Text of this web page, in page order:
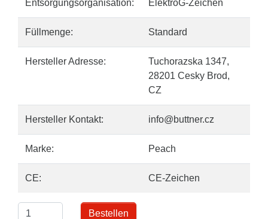
Entsorgungsorganisation: ElektroG-Zeichen
Füllmenge: Standard
Hersteller Adresse:
Tuchorazska 1347,
28201 Cesky Brod,
CZ
Hersteller Kontakt: info@buttner.cz
Marke: Peach
CE: CE-Zeichen
Bestellen